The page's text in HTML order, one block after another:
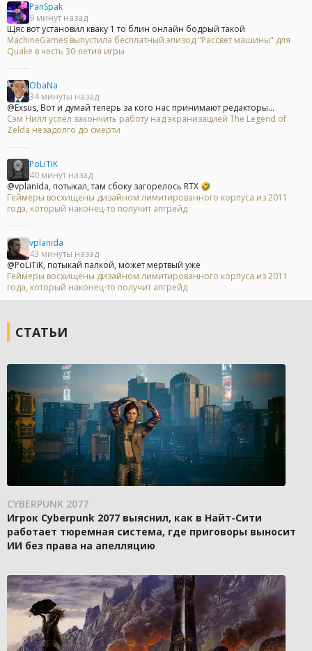
PanSpak
9 минут назад
Щяс вот установил кваку 1 то блин онлайн бодрый такой
MachineGames выпустила бесплатный эпизод "Рассвет машины" для
Quake в честь 30-летия игры
ObaNa
34 минуты назад
@Exsus, Вот и думай теперь за кого нас принимают редакторы...
Сэм Нилл успел закончить работу над экранизацией The Legend of
Zelda незадолго до смерти
PoLiTiK
40 минут назад
@vplanida, потыкал, там сбоку загорелось RTX 🤣
Геймеры восхищены дизайном лимитированного корпуса из 2011
года, который наконец-то получит апгрейд
vplanida
43 минуты назад
@PoLiTiK, потыкай палкой, может мертвый уже
Геймеры восхищены дизайном лимитированного корпуса из 2011
года, который наконец-то получит апгрейд
СТАТЬИ
CYBERPUNK 2077
Игрок Cyberpunk 2077 выяснил, как в Найт-Сити
работает тюремная система, где приговоры выносит
ИИ без права на апелляцию